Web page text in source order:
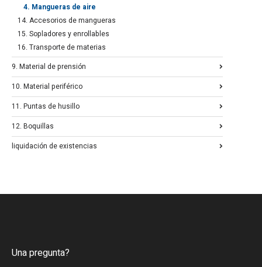
4. Mangueras de aire
14. Accesorios de mangueras
15. Sopladores y enrollables
16. Transporte de materias
9. Material de prensión
10. Material periférico
11. Puntas de husillo
12. Boquillas
liquidación de existencias
Una pregunta?